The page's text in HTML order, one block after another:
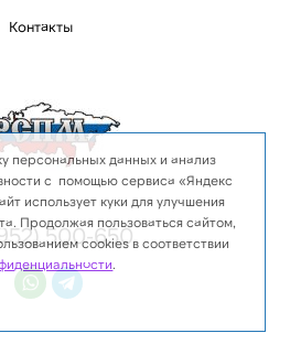
Контакты
500-650
персональных данных и анализ
с помощью сервиса «Яндекс
использует куки для улучшения
Продолжая пользоваться сайтом,
cookies в соответствии
.